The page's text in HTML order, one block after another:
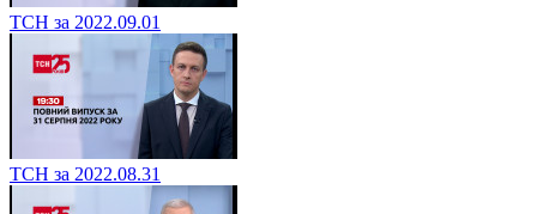
ТСН за 2022.09.01
ТСН за 2022.08.31